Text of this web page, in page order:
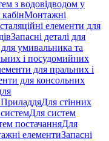
з водовідводом у
Монтажні
елементи для
Запасні деталі для
для умивальника та
і посудомийних
для пральних і
для консольних
ПриладдяДля стінних
Для систем
постачанняДля
елементиЗапасні